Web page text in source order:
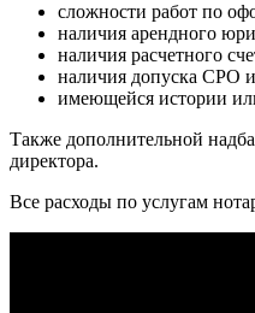
сложности работ по
наличия арендного
наличия расчетного
наличия допуска СРО
имеющейся истории
Также дополнительной
директора.
Все расходы по услугам